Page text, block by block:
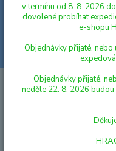
AUTA, LODĚ, LETADLA
světlem se zvukem na zpětné
Auto hasiči
baterie se
v termínu od 8. 8. 2026
dovolené probíhat
e-shopu
Objednávky přijaté,
Objednávky přijaté,
neděle 22. 8. 2026